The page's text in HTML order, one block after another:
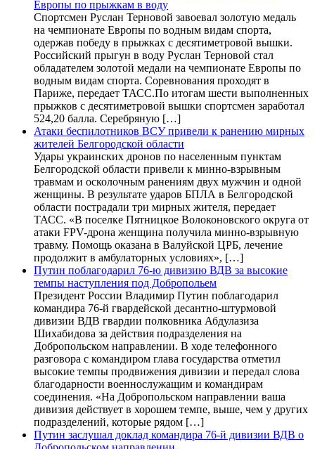
Европы по прыжкам в воду
Спортсмен Руслан Терновой завоевал золотую медаль
на чемпионате Европы по водным видам спорта,
одержав победу в прыжках с десятиметровой вышки.
Российский прыгун в воду Руслан Терновой стал
обладателем золотой медали на чемпионате Европы по
водным видам спорта. Соревнования проходят в
Париже, передает ТАСС.По итогам шести выполненных
прыжков с десятиметровой вышки спортсмен заработал
524,20 балла. Серебряную […]
Атаки беспилотников ВСУ привели к ранению мирных
жителей Белгородской области
Удары украинских дронов по населенным пунктам
Белгородской области привели к минно-взрывным
травмам и осколочным ранениям двух мужчин и одной
женщины. В результате ударов БПЛА в Белгородской
области пострадали три мирных жителя, передает
ТАСС. «В поселке Пятницкое Волоконовского округа от
атаки FPV-дрона женщина получила минно-взрывную
травму. Помощь оказана в Валуйской ЦРБ, лечение
продолжит в амбулаторных условиях», […]
Путин поблагодарил 76-ю дивизию ВДВ за высокие
темпы наступления под Добропольем
Президент России Владимир Путин поблагодарил
командира 76-й гвардейской десантно-штурмовой
дивизии ВДВ гвардии полковника Абдулазиза
Шихабидова за действия подразделения на
Добропольском направлении. В ходе телефонного
разговора с командиром глава государства отметил
высокие темпы продвижения дивизии и передал слова
благодарности военнослужащим и командирам
соединения. «На Добропольском направлении ваша
дивизия действует в хорошем темпе, выше, чем у других
подразделений, которые рядом […]
Путин заслушал доклад командира 76-й дивизии ВДВ о